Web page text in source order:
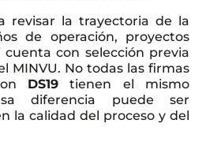
revisar la trayectoria de la
de operación, proyectos
con selección previa
MINVU. No todas las firmas
DS19 tienen el mismo
diferencia puede ser
la calidad del proceso y del